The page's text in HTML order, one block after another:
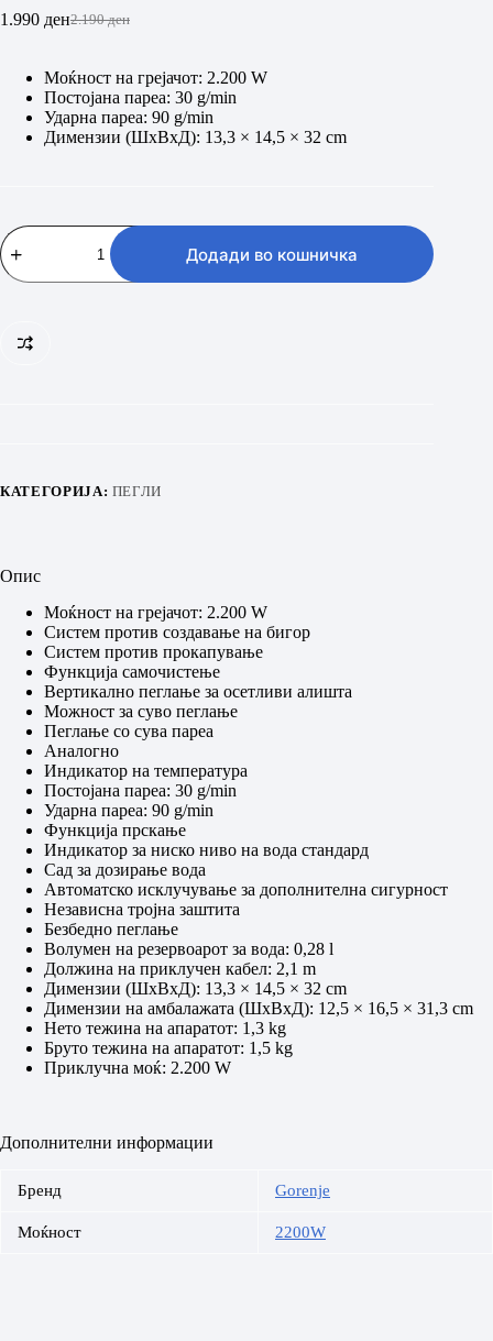
2.190ден
Original
was:
2.190 ден.
1.990 денCurrent
is:
1.990 ден.
Моќност на грејачот: 2.200 W
Постојана пареа: 30 g/min
Ударна пареа: 90 g/min
Димензии (ШxВxД): 13,3 × 14,5 × 32 cm
GORENJE
SIH2200BBC
количина
Додади во кошничка
КАТЕГОРИЈА: ПЕГЛИ
Опис
Моќност на грејачот: 2.200 W
Систем против создавање на бигор
Систем против прокапување
Функција самочистење
Вертикално пеглање за осетливи алишта
Можност за суво пеглање
Пеглање со сува пареа
Аналогно
Индикатор на температура
Постојана пареа: 30 g/min
Ударна пареа: 90 g/min
Функција прскање
Индикатор за ниско ниво на вода стандард
Сад за дозирање вода
Автоматско исклучување за дополнителна сигурност
Независна тројна заштита
Безбедно пеглање
Волумен на резервоарот за вода: 0,28 l
Должина на приклучен кабел: 2,1 m
Димензии (ШxВxД): 13,3 × 14,5 × 32 cm
Димензии на амбалажата (ШxВxД): 12,5 × 16,5 × 31,3 cm
Нето тежина на апаратот: 1,3 kg
Бруто тежина на апаратот: 1,5 kg
Приклучна моќ: 2.200 W
Дополнителни информации
Бренд Gorenje
Моќност 2200W